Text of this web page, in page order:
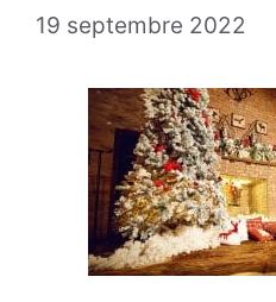
19 septembre 2022